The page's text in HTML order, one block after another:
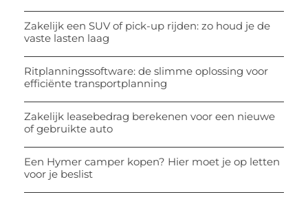
Zakelijk een SUV of pick-up rijden: zo houd je de
vaste lasten laag
Ritplanningssoftware: de slimme oplossing voor
efficiënte transportplanning
Zakelijk leasebedrag berekenen voor een nieuwe
of gebruikte auto
Een Hymer camper kopen? Hier moet je op letten
voor je beslist